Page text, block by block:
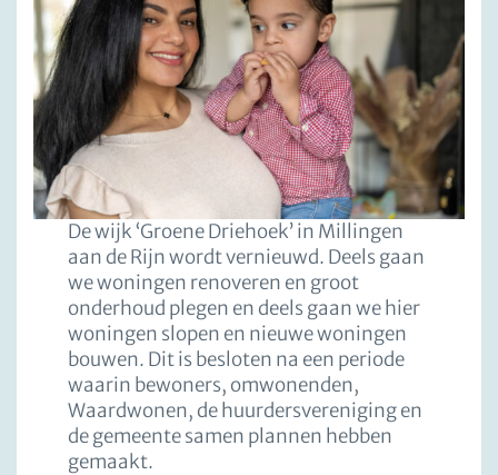
De wijk ‘Groene Driehoek’ in Millingen
aan de Rijn wordt vernieuwd. Deels gaan
we woningen renoveren en groot
onderhoud plegen en deels gaan we hier
woningen slopen en nieuwe woningen
bouwen. Dit is besloten na een periode
waarin bewoners, omwonenden,
Waardwonen, de huurdersvereniging en
de gemeente samen plannen hebben
gemaakt.